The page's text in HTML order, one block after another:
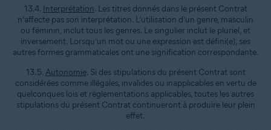
13.4. Interprétation. Les titres donnés dans le présent Contrat
n’affecte pas son interprétation. L’utilisation d’un genre, masculin
ou féminin, inclut tous les genres. Le singulier inclut le pluriel, et
inversement. Lorsqu’un mot ou une expression est défini(e), ses
autres formes grammaticales ont une signification correspondante.
13.5. Autonomie. Si des stipulations du présent Contrat sont
considérées comme illégales, invalides ou inapplicables en vertu de
quelconques lois et règlementations applicables, toutes les autres
stipulations du présent Contrat continueront à produire leur plein
effet.